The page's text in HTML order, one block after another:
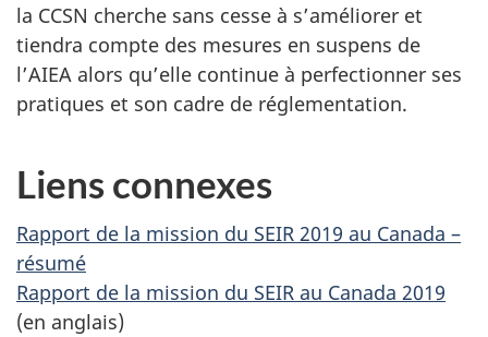
la CCSN cherche sans cesse à s’améliorer et
tiendra compte des mesures en suspens de
l’AIEA alors qu’elle continue à perfectionner ses
pratiques et son cadre de réglementation.
Liens connexes
Rapport de la mission du SEIR 2019 au Canada –
résumé
Rapport de la mission du SEIR au Canada 2019
(en anglais)